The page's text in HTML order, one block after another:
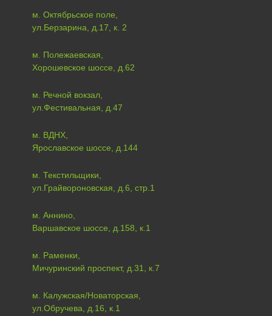
м. Октябрьское поле,
ул.Берзарина, д.17, к. 2
м. Полежаевская,
Хорошевское шоссе, д.62
м. Речной вокзал,
ул.Фестивальная, д.47
м. ВДНХ,
Ярославское шоссе, д.144
м. Текстильщики,
ул.Грайвороновская, д.6, стр.1
м. Аннино,
Варшавское шоссе, д.158, к.1
м. Раменки,
Мичуринский проспект, д.31, к.7
м. Калужская/Новаторская,
ул.Обручева, д.16, к.1